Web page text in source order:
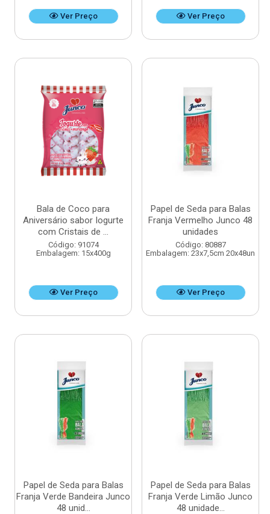
Ver Preço Ver Preço
Bala de Coco para
Aniversário sabor Iogurte
com Cristais de ...
Código: 91074
Embalagem: 15x400g
Ver Preço
Papel de Seda para Balas
Franja Vermelho Junco 48
unidades
Código: 80887
Embalagem: 23x7,5cm 20x48un
Ver Preço
Papel de Seda para Balas
Franja Verde Bandeira Junco
48 unid...
Papel de Seda para Balas
Franja Verde Limão Junco
48 unidade...